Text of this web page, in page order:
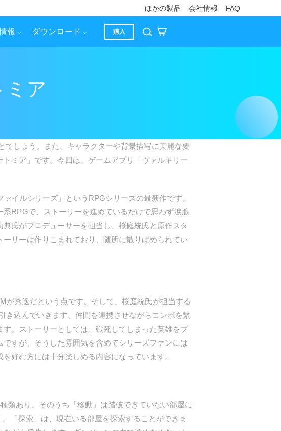
ほかの製品 会社情報 FAQ
報 ダウンロード 購入
ミア
しょう。また、キャラクターや背景描写に美麗な要
ミア」です。今回は、ゲームアプリ「ヴァルキリー
イルシリーズ」というRPGシリーズの最新作です。
RPGで、ストーリーを進めているだけで思わず涙腺
氏がプロデューサーを担当し、桜庭統氏と原作スタ
リーは作りこまれており、随所に散りばめられてい
秀逸だという点です。そして、桜庭統氏が担当する
き込んでいきます。仲間を連携させながらコンボを繋
。ストーリーとしては、戦死してしまった英雄をプ
すが、そうした雰囲気を含めてシリーズファンには
好む方には十分楽しめる内容になっています。
類あり、そのうち「移動」は踏破できていない部屋に
「探索」は、現在いる部屋を探索することができま